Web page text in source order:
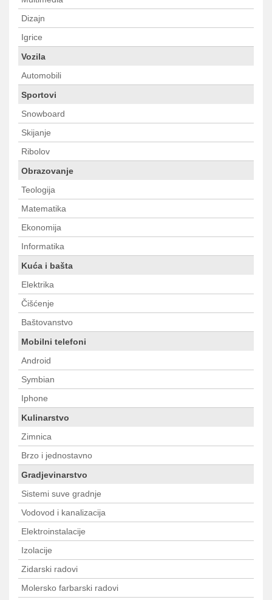
Dizajn
Igrice
Vozila
Automobili
Sportovi
Snowboard
Skijanje
Ribolov
Obrazovanje
Teologija
Matematika
Ekonomija
Informatika
Kuća i bašta
Elektrika
Čišćenje
Baštovanstvo
Mobilni telefoni
Android
Symbian
Iphone
Kulinarstvo
Zimnica
Brzo i jednostavno
Gradjevinarstvo
Sistemi suve gradnje
Vodovod i kanalizacija
Elektroinstalacije
Izolacije
Zidarski radovi
Molersko farbarski radovi